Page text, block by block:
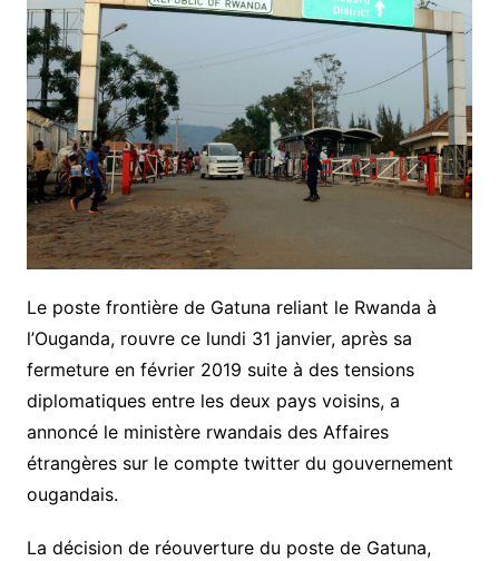
Le poste frontière de Gatuna reliant le Rwanda à
l’Ouganda, rouvre ce lundi 31 janvier, après sa
fermeture en février 2019 suite à des tensions
diplomatiques entre les deux pays voisins, a
annoncé le ministère rwandais des Affaires
étrangères sur le compte twitter du gouvernement
ougandais.
La décision de réouverture du poste de Gatuna,